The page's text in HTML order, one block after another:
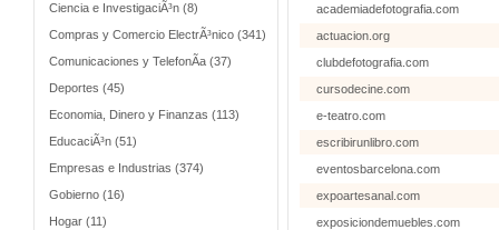
Ciencia e InvestigaciÃ³n (8)
Compras y Comercio ElectrÃ³nico (341)
Comunicaciones y TelefonÃ­a (37)
Deportes (45)
Economia, Dinero y Finanzas (113)
EducaciÃ³n (51)
Empresas e Industrias (374)
Gobierno (16)
Hogar (11)
academiadefotografia.com
actuacion.org
clubdefotografia.com
cursodecine.com
e-teatro.com
escribirunlibro.com
eventosbarcelona.com
expoartesanal.com
exposiciondemuebles.com